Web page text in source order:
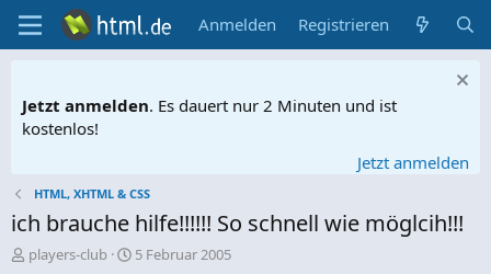
Anmelden Registrieren
Jetzt anmelden. Es dauert nur 2 Minuten und ist
kostenlos!
Jetzt anmelden
HTML, XHTML & CSS
ich brauche hilfe!!!!!! So schnell wie möglcih!!!
E
players-club
E
5 Februar 2005